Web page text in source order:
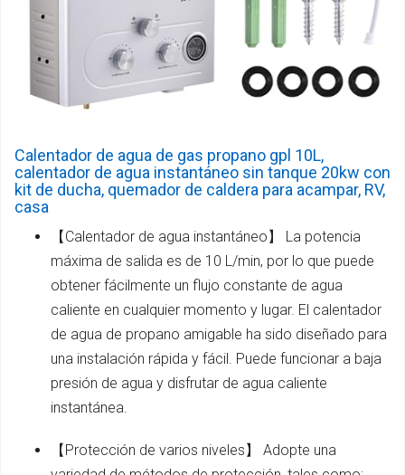
Calentador de agua de gas propano gpl 10L,
calentador de agua instantáneo sin tanque 20kw con
kit de ducha, quemador de caldera para acampar, RV,
casa
【Calentador de agua instantáneo】 La potencia
máxima de salida es de 10 L/min, por lo que puede
obtener fácilmente un flujo constante de agua
caliente en cualquier momento y lugar. El calentador
de agua de propano amigable ha sido diseñado para
una instalación rápida y fácil. Puede funcionar a baja
presión de agua y disfrutar de agua caliente
instantánea.
【Protección de varios niveles】 Adopte una